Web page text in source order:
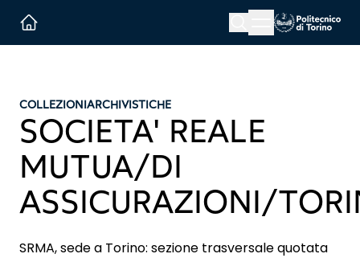
Menu button
COLLEZIONIARCHIVISTICHE
SOCIETA' REALE
MUTUA/DI
ASSICURAZIONI/
SRMA, sede a Torino: sezione trasversale quotata